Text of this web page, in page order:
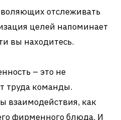
отслеживать
целей напоминает
вы находитесь.
– это не
труда команды.
взаимодействия, как
фирменного блюда. И